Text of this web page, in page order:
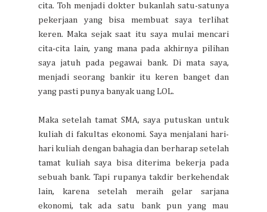
cita. Toh menjadi dokter bukanlah satu-satunya
pekerjaan yang bisa membuat saya terlihat
keren. Maka sejak saat itu saya mulai mencari
cita-cita lain, yang mana pada akhirnya pilihan
saya jatuh pada pegawai bank. Di mata saya,
menjadi seorang bankir itu keren banget dan
yang pasti punya banyak uang LOL.
Maka setelah tamat SMA, saya putuskan untuk
kuliah di fakultas ekonomi. Saya menjalani hari-
hari kuliah dengan bahagia dan berharap setelah
tamat kuliah saya bisa diterima bekerja pada
sebuah bank. Tapi rupanya takdir berkehendak
lain, karena setelah meraih gelar sarjana
ekonomi, tak ada satu bank pun yang mau